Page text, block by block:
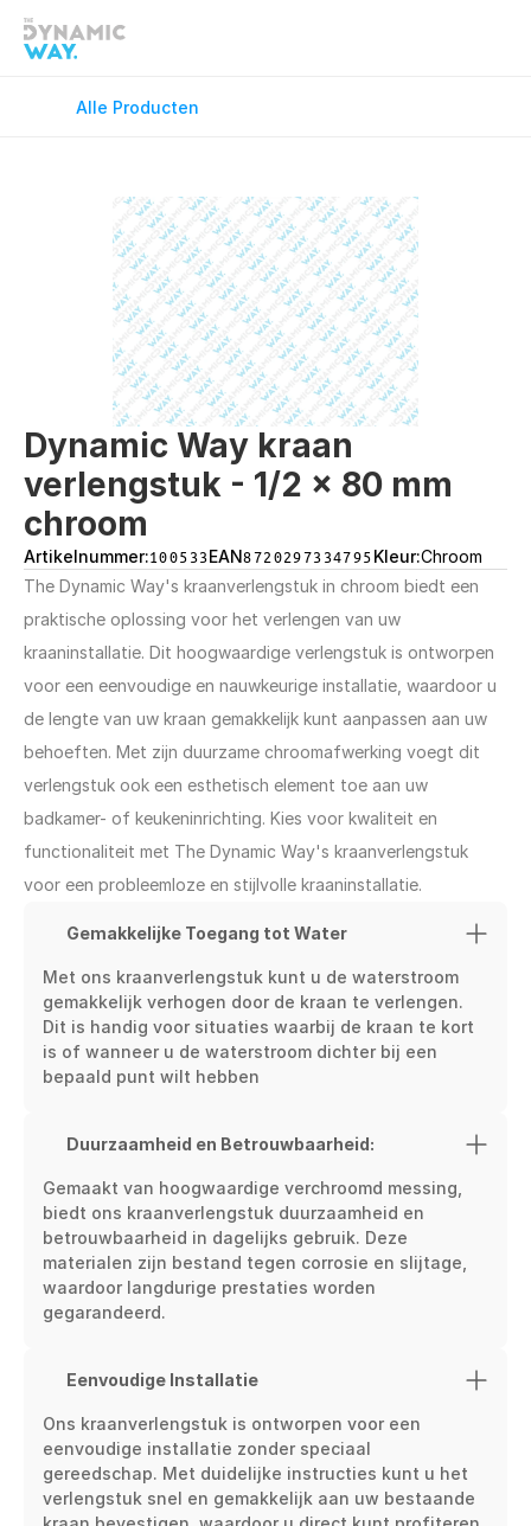
Keukenkranen
Vloerverwarming
Wastafelkranen
Alle Producten
Dynamic Way kraan
verlengstuk - 1/2 x 80 mm
chroom
Artikelnummer:100533EAN8720297334795Kleur:Chroom
The Dynamic Way's kraanverlengstuk in chroom biedt een
praktische oplossing voor het verlengen van uw
kraaninstallatie. Dit hoogwaardige verlengstuk is ontworpen
voor een eenvoudige en nauwkeurige installatie, waardoor u
de lengte van uw kraan gemakkelijk kunt aanpassen aan uw
behoeften. Met zijn duurzame chroomafwerking voegt dit
verlengstuk ook een esthetisch element toe aan uw
badkamer- of keukeninrichting. Kies voor kwaliteit en
functionaliteit met The Dynamic Way's kraanverlengstuk
voor een probleemloze en stijlvolle kraaninstallatie.
Gemakkelijke Toegang tot Water
Met ons kraanverlengstuk kunt u de waterstroom
gemakkelijk verhogen door de kraan te verlengen.
Dit is handig voor situaties waarbij de kraan te kort
is of wanneer u de waterstroom dichter bij een
bepaald punt wilt hebben
Duurzaamheid en Betrouwbaarheid:
Gemaakt van hoogwaardige verchroomd messing,
biedt ons kraanverlengstuk duurzaamheid en
betrouwbaarheid in dagelijks gebruik. Deze
materialen zijn bestand tegen corrosie en slijtage,
waardoor langdurige prestaties worden
gegarandeerd.
Eenvoudige Installatie
Ons kraanverlengstuk is ontworpen voor een
eenvoudige installatie zonder speciaal
gereedschap. Met duidelijke instructies kunt u het
verlengstuk snel en gemakkelijk aan uw bestaande